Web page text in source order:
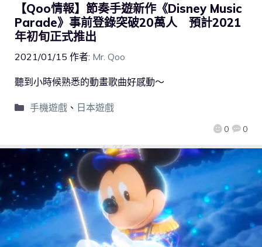
【Qoo情報】節奏手遊新作《Disney Music
Parade》事前登錄突破20萬人 預計2021
年初旬正式推出
2021/01/15 作者: Mr. Qoo
0 0
聽到小時候熟悉的動畫歌曲好感動～
手機遊戲、 日本遊戲